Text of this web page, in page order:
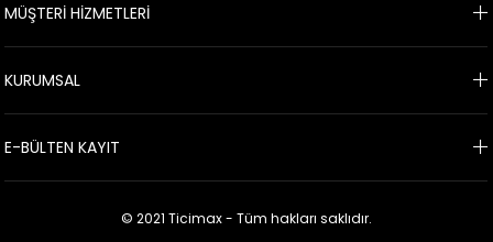
MÜŞTERİ HİZMETLERİ
KURUMSAL
E-BÜLTEN KAYIT
© 2021 Ticimax - Tüm hakları saklıdır.